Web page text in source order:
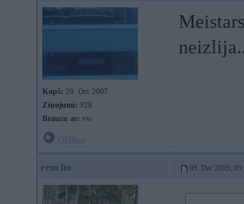
Kopš: 29. Oct 2007
Ziņojumi: 928
Braucu ar: vw
rencho 09. Dec 2009,